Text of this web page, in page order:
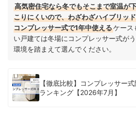
高気密住宅なら冬でもそこまで室温が
こりにくいので、わざわざハイブリッ
コンプレッサー式で1年中使えるケース
い戸建ては冬場にコンプレッサー式が
環境を踏まえて選んでください。
【徹底比較】コンプレッサー
ランキング【2026年7月】